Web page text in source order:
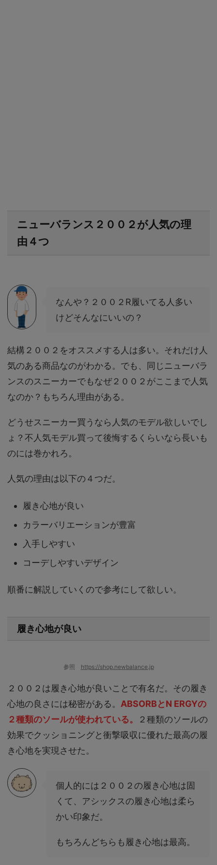
ニューバランス２００２が人気の理
由４つ
なんや？２００２R履いてる人多い
けどそんなにいいの？
結構２００２をオススメする人は多い。それだけ人
気のある商品なのがわかる。でも、同じニューバラ
ンスのスニーカーでもなぜ２００２がここまで人気
なのか？もちろん理由がある。
どうせスニーカー買うなら人気のモデル欲しいでし
ょ？不人気モデル買って後悔するくらいなら長いも
のには巻かれろ。
人気の理由は以下の４つだ。
履き心地が良い
カラーバリエーションが豊富
入手しやすい
コーデしやすいデザイン
順番に解説していくので参考にして欲しい。
履き心地が良い
参照 https://shop.newbalance.jp
２００２は履き心地が良いことで有名だ。その履き
心地の良さには秘密がある。 ABSORBとN ERGYの
２種類のソールが使われている。
２種類のソールの
効果でクッショニングと衝撃吸収に優れた最高の履
き心地を実現させた。
個人的には２００２の履き心地は固
くて、アシックスの履き心地は柔ら
かい印象だ。
もちろんどちらも履き心地は最高。